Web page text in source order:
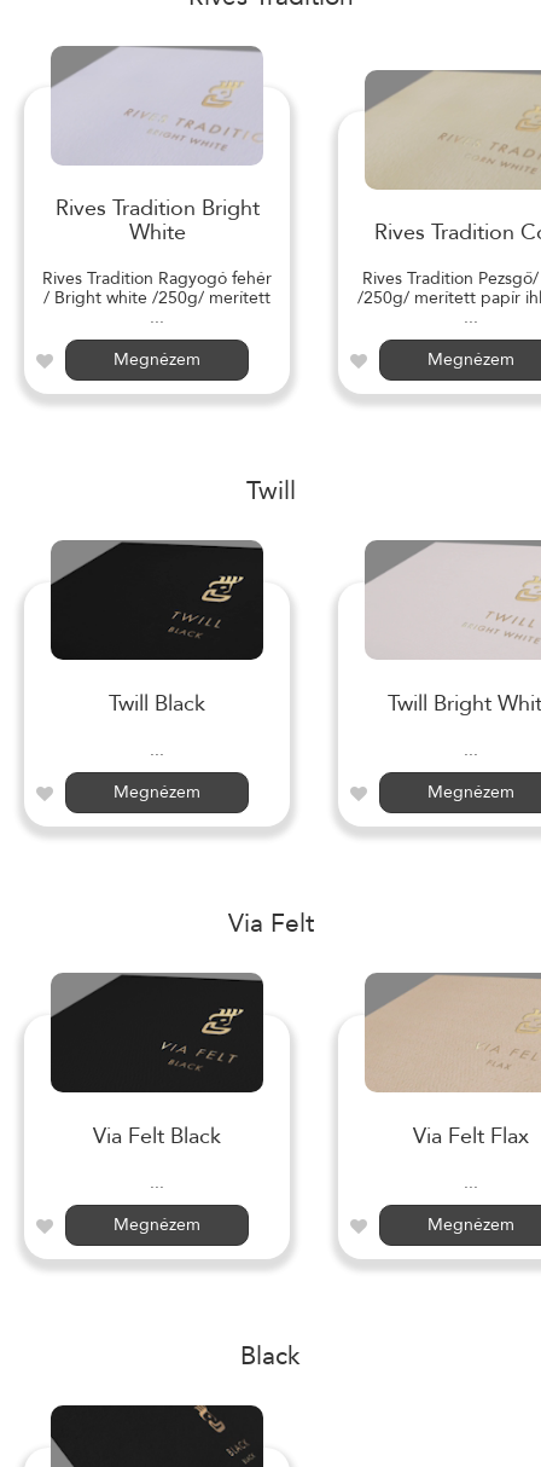
Rives Tradition Bright
White
Rives Tradition Ragyogó fehér
/ Bright white /250g/ merített
...
Megnézem
Rives Tradition
Rives Tradition
/250g/ merített papír
...
Megnézem
Twill
Twill Black
...
Megnézem
Twill Bright
...
Megnézem
Via Felt
Via Felt Black
...
Megnézem
Via Felt Flax
...
Megnézem
Black